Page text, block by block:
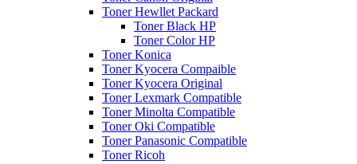
Toner Hewllet Packard
Toner Black HP
Toner Color HP
Toner Konica
Toner Kyocera Compaible
Toner Kyocera Original
Toner Lexmark Compatible
Toner Minolta Compatible
Toner Oki Compatible
Toner Panasonic Compatible
Toner Ricoh